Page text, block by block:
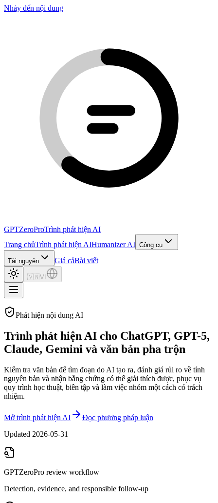
Nhảy đến nội dung
GPTZeroProTrình phát hiện AI
Trang chủTrình phát hiện AIHumanizer AI Công cụ
Tài nguyên Giá cảBài viết
🇻🇳 VI
Phát hiện nội dung AI
Trình phát hiện AI cho ChatGPT, GPT-5,
Claude, Gemini và văn bản pha trộn
Kiểm tra văn bản để tìm đoạn do AI tạo ra, đánh giá rủi ro về tính
nguyên bản và nhận bằng chứng có thể giải thích được, phục vụ
quy trình học thuật, biên tập và làm việc nhóm một cách có trách
nhiệm.
Mở trình phát hiện AI
Đọc phương pháp luận
Updated 2026-05-31
GPTZeroPro review workflow
Detection, evidence, and responsible follow-up